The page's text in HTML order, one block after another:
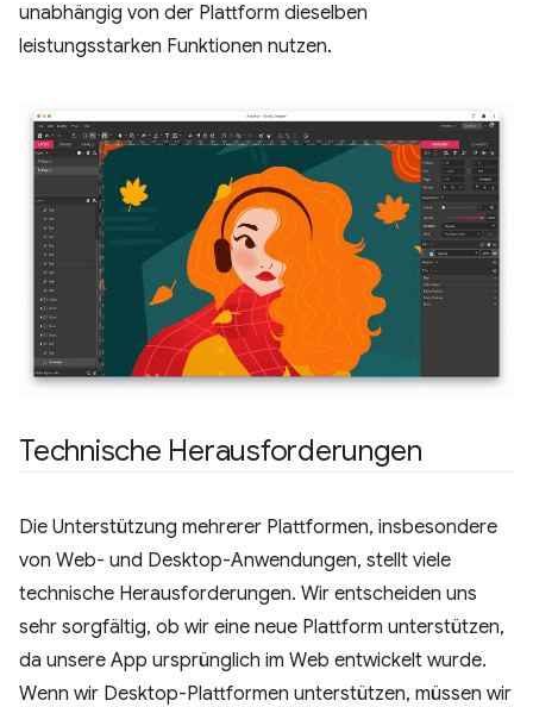
unabhängig von der Plattform dieselben
leistungsstarken Funktionen nutzen.
Technische Herausforderungen
Die Unterstützung mehrerer Plattformen, insbesondere
von Web- und Desktop-Anwendungen, stellt viele
technische Herausforderungen. Wir entscheiden uns
sehr sorgfältig, ob wir eine neue Plattform unterstützen,
da unsere App ursprünglich im Web entwickelt wurde.
Wenn wir Desktop-Plattformen unterstützen, müssen wir